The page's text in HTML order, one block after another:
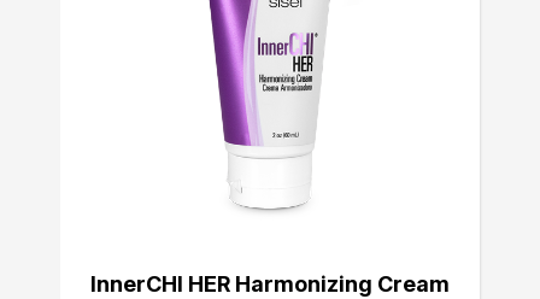
InnerCHI HER Harmonizing Cream